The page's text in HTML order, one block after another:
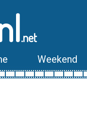
.net
Weekend